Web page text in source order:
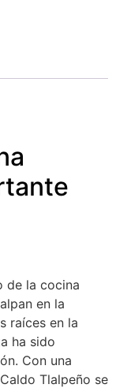
de la cocina
en la
raíces en la
ha sido
Con una
Tlalpeño se